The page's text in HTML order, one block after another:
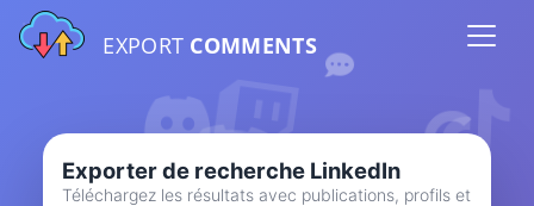
EXPORT COMMENTS
Exporter de recherche LinkedIn
Téléchargez les résultats avec publications, profils et